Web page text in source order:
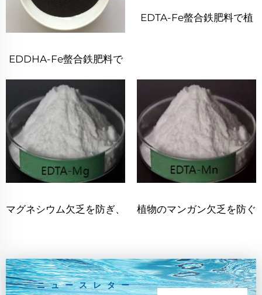
EDDHA-Fe螫合鉄肥料で
る
EDTA-Fe螫合鉄肥料で植
マグネシウム欠乏を防ぎ、
植物のマンガン欠乏を防ぐ
ニュースレター